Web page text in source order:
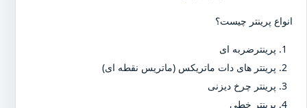
انواع پرینتر چیست؟
پرینترضربه ای
پرینتر های دات ماتریکس (ماتریس نقطه ای)
پرینتر چرخ دیزنی
پرینتر خطی